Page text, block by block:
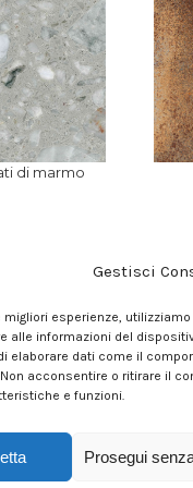
Gestisci
migliori esperienze,
alle informazioni del
elaborare dati come il
acconsentire o ritirare il
e funzioni.
Prosegui
di marmo
trattati